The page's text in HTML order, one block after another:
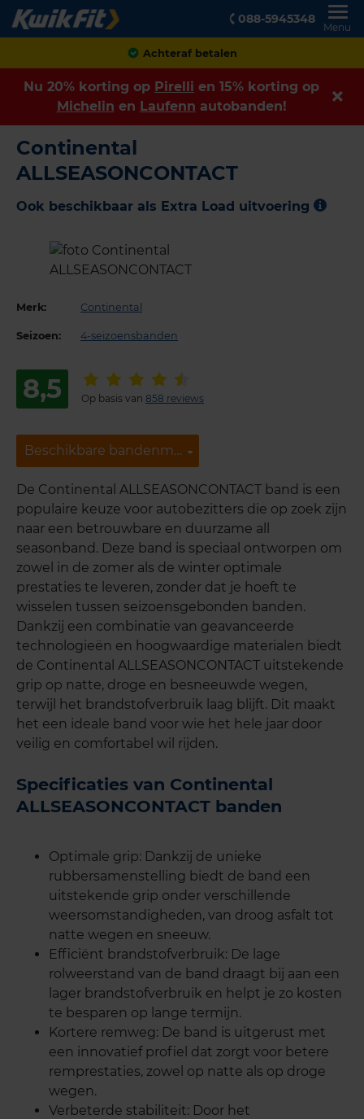
088-5945348
Menu
Achteraf betalen
Nu 20% korting op Pirelli en 15% korting op
Michelin en Laufenn autobanden!
Continental
ALLSEASONCONTACT
Ook beschikbaar als Extra Load uitvoering
Merk: Continental
Seizoen: 4-seizoensbanden
8,5 Op basis van 858 reviews
Beschikbare bandenmaten
Beschikbare bandenmaten
De Continental ALLSEASONCONTACT band is een
populaire keuze voor autobezitters die op zoek zijn
naar een betrouwbare en duurzame all
seasonband. Deze band is speciaal ontworpen om
zowel in de zomer als de winter optimale
prestaties te leveren, zonder dat je hoeft te
wisselen tussen seizoensgebonden banden.
Dankzij een combinatie van geavanceerde
technologieën en hoogwaardige materialen biedt
de Continental ALLSEASONCONTACT uitstekende
grip op natte, droge en besneeuwde wegen,
terwijl het brandstofverbruik laag blijft. Dit maakt
het een ideale band voor wie het hele jaar door
veilig en comfortabel wil rijden.
Specificaties van Continental
ALLSEASONCONTACT banden
Optimale grip: Dankzij de unieke
rubbersamenstelling biedt de band een
uitstekende grip onder verschillende
weersomstandigheden, van droog asfalt tot
natte wegen en sneeuw.
Efficiënt brandstofverbruik: De lage
rolweerstand van de band draagt bij aan een
lager brandstofverbruik en helpt je zo kosten
te besparen op lange termijn.
Kortere remweg: De band is uitgerust met
een innovatief profiel dat zorgt voor betere
remprestaties, zowel op natte als op droge
wegen.
Verbeterde stabiliteit: Door het